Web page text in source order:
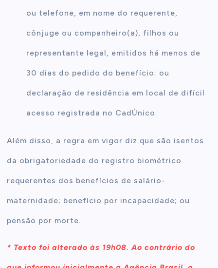
ou telefone, em nome do requerente,
cônjuge ou companheiro(a), filhos ou
representante legal, emitidos há menos de
30 dias do pedido do benefício; ou
declaração de residência em local de difícil
acesso registrada no CadÚnico.
Além disso, a regra em vigor diz que são isentos
da obrigatoriedade do registro biométrico
requerentes dos benefícios de salário-
maternidade; benefício por incapacidade; ou
pensão por morte.
* Texto foi alterado às 19h08. Ao contrário do